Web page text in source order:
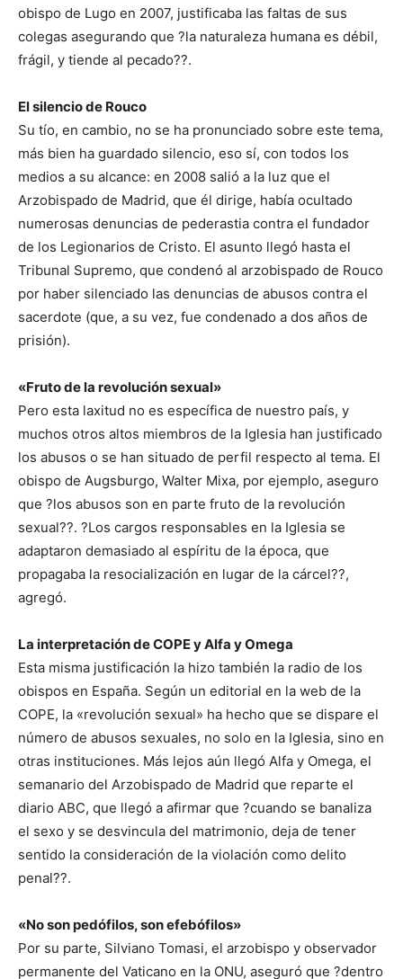
obispo de Lugo en 2007, justificaba las faltas de sus
colegas asegurando que ?la naturaleza humana es débil,
frágil, y tiende al pecado??.
El silencio de Rouco
Su tío, en cambio, no se ha pronunciado sobre este tema,
más bien ha guardado silencio, eso sí, con todos los
medios a su alcance: en 2008 salió a la luz que el
Arzobispado de Madrid, que él dirige, había ocultado
numerosas denuncias de pederastia contra el fundador
de los Legionarios de Cristo. El asunto llegó hasta el
Tribunal Supremo, que condenó al arzobispado de Rouco
por haber silenciado las denuncias de abusos contra el
sacerdote (que, a su vez, fue condenado a dos años de
prisión).
«Fruto de la revolución sexual»
Pero esta laxitud no es específica de nuestro país, y
muchos otros altos miembros de la Iglesia han justificado
los abusos o se han situado de perfil respecto al tema. El
obispo de Augsburgo, Walter Mixa, por ejemplo, aseguro
que ?los abusos son en parte fruto de la revolución
sexual??. ?Los cargos responsables en la Iglesia se
adaptaron demasiado al espíritu de la época, que
propagaba la resocialización en lugar de la cárcel??,
agregó.
La interpretación de COPE y Alfa y Omega
Esta misma justificación la hizo también la radio de los
obispos en España. Según un editorial en la web de la
COPE, la «revolución sexual» ha hecho que se dispare el
número de abusos sexuales, no solo en la Iglesia, sino en
otras instituciones. Más lejos aún llegó Alfa y Omega, el
semanario del Arzobispado de Madrid que reparte el
diario ABC, que llegó a afirmar que ?cuando se banaliza
el sexo y se desvincula del matrimonio, deja de tener
sentido la consideración de la violación como delito
penal??.
«No son pedófilos, son efebófilos»
Por su parte, Silviano Tomasi, el arzobispo y observador
permanente del Vaticano en la ONU, aseguró que ?dentro